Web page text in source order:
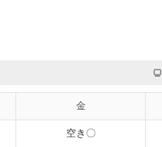
金
空き〇